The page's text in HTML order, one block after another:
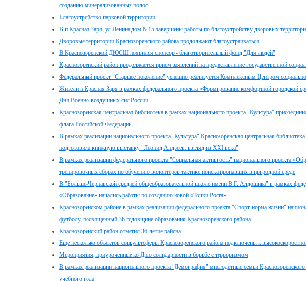
созданию минерализованных полос
Благоустройство парковой территории
В п.Красная Заря, ул.Ленина дом №15 завершены работы по благоустройству дворовых
Дворовые территории Краснозоренского района продолжают благоустраиваться
В Краснозоренской ДЮСШ появился спонсор - благотворительный фонд "Для людей"
Краснозоренский район продолжается приём заявлений на предоставление государственной
Федеральный проект "Старшее поколение" успешно реализуется Комплексным Центром
Жители п.Красная Заря в рамках федерального проекта «Формирование комфортной городской
Дня Военно-воздушных сил России
Краснозоренская центральная библиотека в рамках национального проекта "Культура"
флага Российской Федерации
В рамках реализации национального проекта "Культура" Краснозоренская центральная
подготовила книжную выставку "Леонид Андреев: взгляд из XXI века"
В рамках реализации федерального проекта "Социальная активность" национального проекта
тренировочных сборах по обучению волонтеров тактике поиска пропавших в природной среде
В "Больше-Чернавской средней общеобразовательной школе имени В.Г. Алдошина" в рамках
«Образование» начались работы по созданию новой «Точки Роста»
Краснозоренском районе в рамках реализации федерального проекта "Спорт-норма жизни"
футболу, посвященный 36 годовщине образования Краснозоренского района
Краснозоренский район отметил 36-летие района
Ещё несколько объектов соцкультсферы Краснозоренского района подключены к
Мероприятия, приуроченные ко Дню солидарности в борьбе с терроризмом
В рамках реализации национального проекта "Демография" многодетные семьи
учебного года